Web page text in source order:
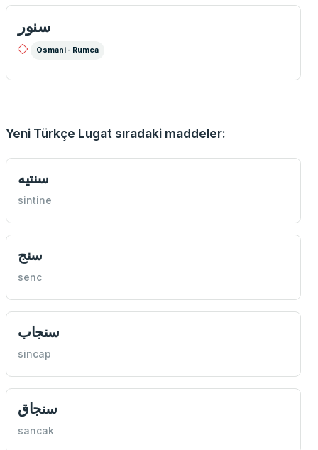
سنور
Osmani - Rumca
Yeni Türkçe Lugat sıradaki maddeler:
سنتيه
sintine
سنج
senc
سنجاب
sincap
سنجاق
sancak